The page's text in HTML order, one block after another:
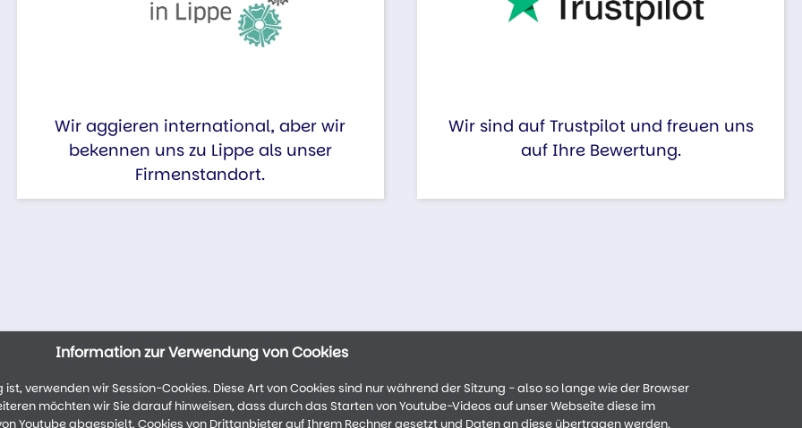
Wir aggieren international, aber wir
bekennen uns zu Lippe als unser
Firmenstandort.
Wir sind auf Trustpilot und freuen uns
auf Ihre Bewertung.
Information zur Verwendung von Cookies
verwenden wir Session-Cookies. Diese Art von Cookies sind nur während der Sitzung - also so lange wie der Browser
möchten wir Sie darauf hinweisen, dass durch das Starten von Youtube-Videos auf unser Webseite diese im
Youtube abgespielt, Cookies von Drittanbieter auf Ihrem Rechner gesetzt und Daten an diese übertragen werden.